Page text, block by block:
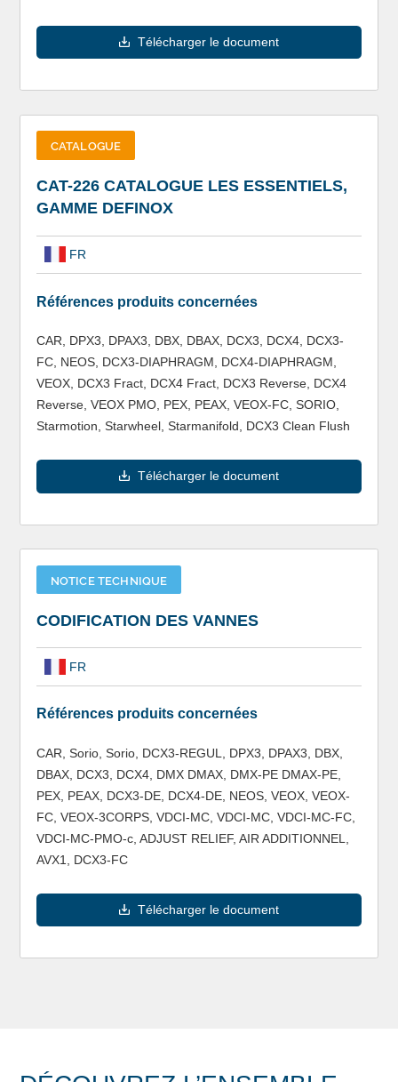
Télécharger le document
CATALOGUE
CAT-226 CATALOGUE LES ESSENTIELS,
GAMME DEFINOX
FR
Références produits concernées
CAR, DPX3, DPAX3, DBX, DBAX, DCX3, DCX4, DCX3-
FC, NEOS, DCX3-DIAPHRAGM, DCX4-DIAPHRAGM,
VEOX, DCX3 Fract, DCX4 Fract, DCX3 Reverse, DCX4
Reverse, VEOX PMO, PEX, PEAX, VEOX-FC, SORIO,
Starmotion, Starwheel, Starmanifold, DCX3 Clean Flush
Télécharger le document
NOTICE TECHNIQUE
CODIFICATION DES VANNES
FR
Références produits concernées
CAR, Sorio, Sorio, DCX3-REGUL, DPX3, DPAX3, DBX,
DBAX, DCX3, DCX4, DMX DMAX, DMX-PE DMAX-PE,
PEX, PEAX, DCX3-DE, DCX4-DE, NEOS, VEOX, VEOX-
FC, VEOX-3CORPS, VDCI-MC, VDCI-MC, VDCI-MC-FC,
VDCI-MC-PMO-c, ADJUST RELIEF, AIR ADDITIONNEL,
AVX1, DCX3-FC
Télécharger le document